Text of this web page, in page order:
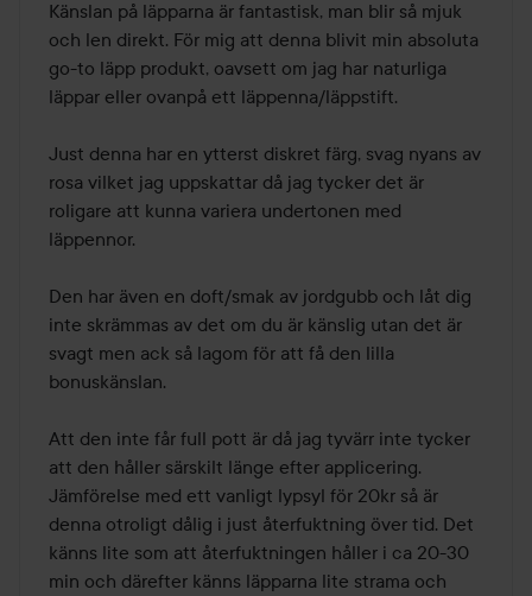
Känslan på läpparna är fantastisk, man blir så mjuk
och len direkt. För mig att denna blivit min absoluta
go-to läpp produkt, oavsett om jag har naturliga
läppar eller ovanpå ett läppenna/läppstift.
Just denna har en ytterst diskret färg, svag nyans av
rosa vilket jag uppskattar då jag tycker det är
roligare att kunna variera undertonen med
läppennor.
Den har även en doft/smak av jordgubb och låt dig
inte skrämmas av det om du är känslig utan det är
svagt men ack så lagom för att få den lilla
bonuskänslan.
Att den inte får full pott är då jag tyvärr inte tycker
att den håller särskilt länge efter applicering.
Jämförelse med ett vanligt lypsyl för 20kr så är
denna otroligt dålig i just återfuktning över tid. Det
känns lite som att återfuktningen håller i ca 20-30
min och därefter känns läpparna lite strama och